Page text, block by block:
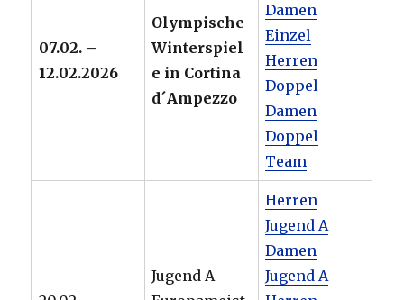
07.02. –
12.02.2026
Olympische
Winterspiel
e in Cortina
d´Ampezzo
Damen
Einzel
Herren
Doppel
Damen
Doppel
Team
Jugend A
Herren
Jugend A
Damen
Jugend A